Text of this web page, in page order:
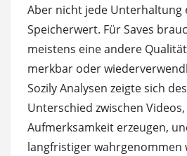
Aber nicht jede Unterhaltung
Speicherwert. Für Saves
meistens eine andere
merkbar oder
Sozily Analysen zeigte sich
Unterschied zwischen
Aufmerksamkeit erzeugen,
langfristiger wahrgenommen